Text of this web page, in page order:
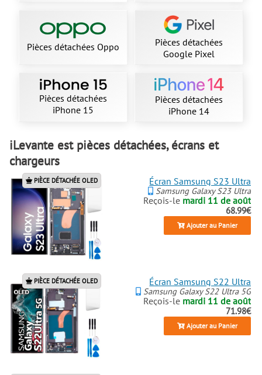
Pièces détachées Oppo
Pièces détachées
Google Pixel
Pièces détachées
iPhone 15
Pièces détachées
iPhone 14
iLevante est pièces détachées, écrans et
chargeurs
PIÈCE DÉTACHÉE OLED Écran Samsung S23 Ultra
Samsung Galaxy S23 Ultra
Reçois-le mardi 11 de août
68.99€
Ajouter au Panier
PIÈCE DÉTACHÉE OLED Écran Samsung S22 Ultra
Samsung Galaxy S22 Ultra 5G
Reçois-le mardi 11 de août
71.98€
Ajouter au Panier